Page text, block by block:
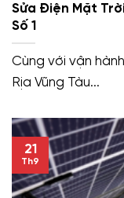
Sửa Điện Mặt
Số 1
Cùng với vận
Rịa Vũng Tàu...
21
Th9